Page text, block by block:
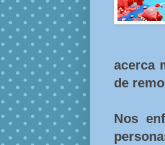
acerca
de
Nos